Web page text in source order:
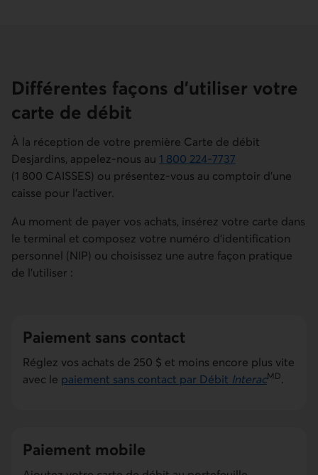
Différentes façons d'utiliser votre
carte de débit
À la réception de votre première Carte de débit
Desjardins, appelez-nous au 1 800 224-7737
Numéro de téléphone du service à la clientèle pour le
(1 800 CAISSES) ou présentez-vous au comptoir d'une
caisse pour l'activer.
Au moment de payer vos achats, insérez votre carte dans
le terminal et composez votre numéro d'identification
personnel (NIP) ou choisissez une autre façon pratique
de l'utiliser :
Paiement sans contact
Réglez vos achats de 250 $ et moins encore plus vite
avec le paiement sans contact par Débit InteracMD.
Paiement mobile